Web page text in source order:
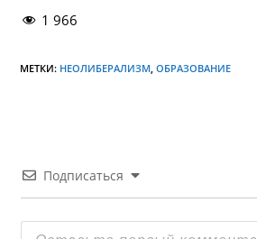
1 966
МЕТКИ: НЕОЛИБЕРАЛИЗМ, ОБРАЗОВАНИЕ
Подписаться